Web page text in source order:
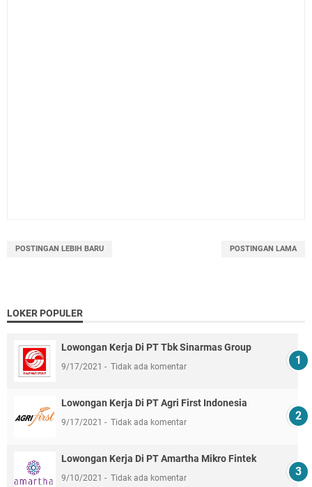
POSTINGAN LEBIH BARU POSTINGAN LAMA
LOKER POPULER
Lowongan Kerja Di PT Tbk Sinarmas Group
9/17/2021 Tidak ada komentar
Lowongan Kerja Di PT Agri First Indonesia
9/17/2021 Tidak ada komentar
Lowongan Kerja Di PT Amartha Mikro Fintek
9/10/2021 Tidak ada komentar